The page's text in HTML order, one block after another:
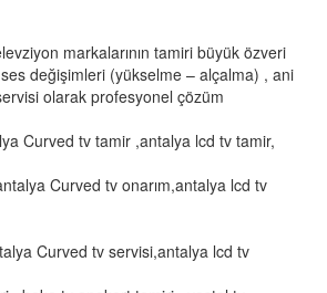
markalarının tamiri büyük özveri
değişimleri (yükselme – alçalma) , ani
olarak profesyonel çözüm
Curved tv tamir ,antalya lcd tv tamir,
Curved tv onarım,antalya lcd tv
Curved tv servisi,antalya lcd tv